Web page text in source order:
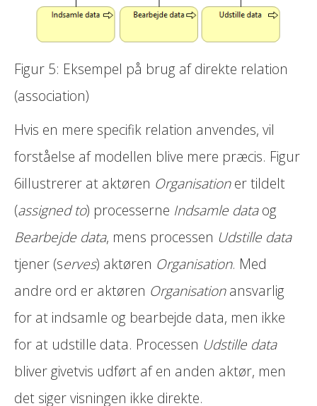
Figur 5: Eksempel på brug af direkte relation
(association)
Hvis en mere specifik relation anvendes, vil
forståelse af modellen blive mere præcis. Figur
6illustrerer at aktøren Organisationer tildelt
(assigned to) processerne Indsamle dataog
Bearbejde data, mens processen Udstille data
tjener (serves) aktøren Organisation. Med
andre ord er aktøren Organisationansvarlig
for at indsamle og bearbejde data, men ikke
for at udstille data. Processen Udstille data
bliver givetvis udført af en anden aktør, men
det siger visningen ikke direkte.